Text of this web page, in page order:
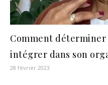
Comment déterminer
intégrer dans son
28 février 2023